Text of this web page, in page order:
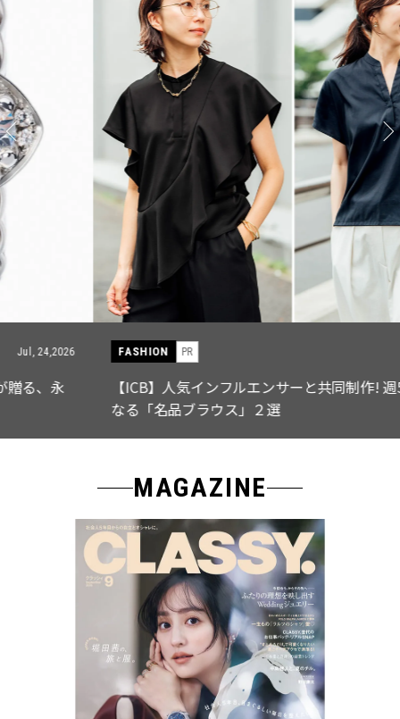
FASHION
【ICB】人気インフルエンサーと共同制作! 週5で着たく
なる「名品ブラウス」２選
MAGAZINE